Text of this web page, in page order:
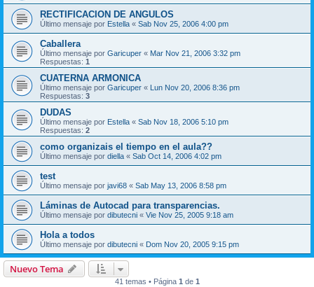
RECTIFICACION DE ANGULOS
Último mensaje por Estella « Sab Nov 25, 2006 4:00 pm
Caballera
Último mensaje por Garicuper « Mar Nov 21, 2006 3:32 pm
Respuestas: 1
CUATERNA ARMONICA
Último mensaje por Garicuper « Lun Nov 20, 2006 8:36 pm
Respuestas: 3
DUDAS
Último mensaje por Estella « Sab Nov 18, 2006 5:10 pm
Respuestas: 2
como organizais el tiempo en el aula??
Último mensaje por diella « Sab Oct 14, 2006 4:02 pm
test
Último mensaje por javi68 « Sab May 13, 2006 8:58 pm
Láminas de Autocad para transparencias.
Último mensaje por dibutecni « Vie Nov 25, 2005 9:18 am
Hola a todos
Último mensaje por dibutecni « Dom Nov 20, 2005 9:15 pm
Nuevo Tema
41 temas • Página 1 de 1